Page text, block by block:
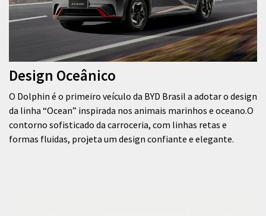
Design Oceânico
O Dolphin é o primeiro veículo da BYD Brasil a adotar o design
da linha “Ocean” inspirada nos animais marinhos e oceano.O
contorno sofisticado da carroceria, com linhas retas e
formas fluidas, projeta um design confiante e elegante.